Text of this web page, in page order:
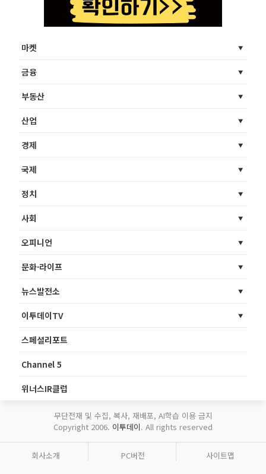
마켓
금융
부동산
산업
경제
국제
정치
사회
오피니언
문화·라이프
뉴스발전소
이투데이TV
스페셜리포트
Channel 5
위너스IR클럽
무단전재 및 수집, 복사, 재배포, AI학습 이용 금지
Copyright 2006. 이투데이. All rights reserved
회사소개 PC버전 사이트맵